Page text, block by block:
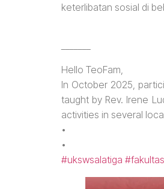
keterlibatan sosial di
Hello TeoFam,
In October 2025,
taught by Rev. Irene
activities in several
•
•
#ukswsalatiga